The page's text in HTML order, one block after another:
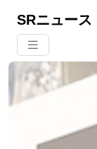
SRニュース